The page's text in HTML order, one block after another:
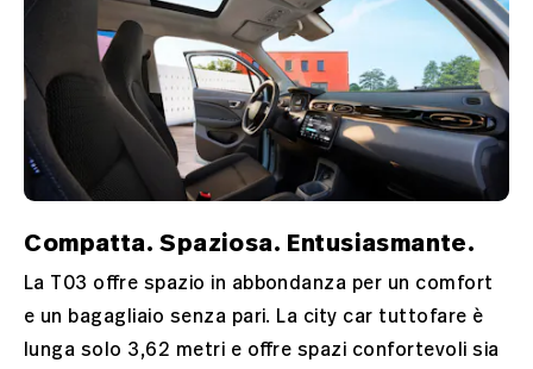
Compatta. Spaziosa. Entusiasmante.
La T03 offre spazio in abbondanza per un comfort
e un bagagliaio senza pari. La city car tuttofare è
lunga solo 3,62 metri e offre spazi confortevoli sia